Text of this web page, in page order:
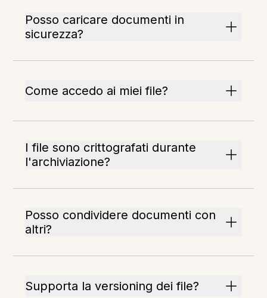
Posso caricare documenti in
sicurezza?
Come accedo ai miei file?
I file sono crittografati durante
l'archiviazione?
Posso condividere documenti con
altri?
Supporta la versioning dei file?